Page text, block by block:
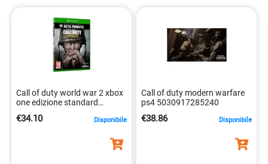
Call of duty world war 2 xbox
one edizione standard
€34.10 Disponibile
Call of duty modern warfare
ps4 5030917285240
€38.86 Disponibile